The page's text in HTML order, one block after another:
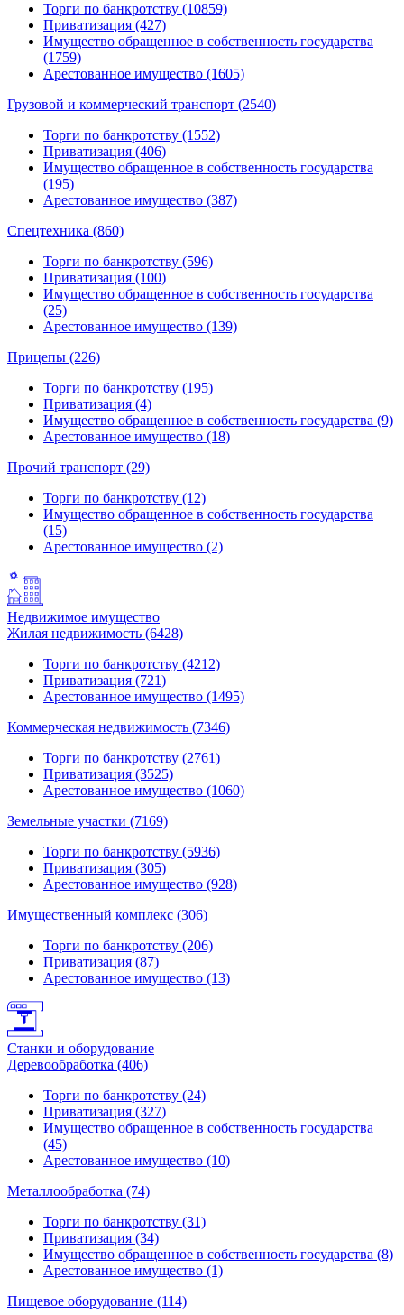
Торги по банкротству (10859)
Приватизация (427)
Имущество обращенное в собственность государства
(1759)
Арестованное имущество (1605)
Грузовой и коммерческий транспорт (2540)
Торги по банкротству (1552)
Приватизация (406)
Имущество обращенное в собственность государства
(195)
Арестованное имущество (387)
Спецтехника (860)
Торги по банкротству (596)
Приватизация (100)
Имущество обращенное в собственность государства
(25)
Арестованное имущество (139)
Прицепы (226)
Торги по банкротству (195)
Приватизация (4)
Имущество обращенное в собственность государства (9)
Арестованное имущество (18)
Прочий транспорт (29)
Торги по банкротству (12)
Имущество обращенное в собственность государства
(15)
Арестованное имущество (2)
Недвижимое имущество
Жилая недвижимость (6428)
Торги по банкротству (4212)
Приватизация (721)
Арестованное имущество (1495)
Коммерческая недвижимость (7346)
Торги по банкротству (2761)
Приватизация (3525)
Арестованное имущество (1060)
Земельные участки (7169)
Торги по банкротству (5936)
Приватизация (305)
Арестованное имущество (928)
Имущественный комплекс (306)
Торги по банкротству (206)
Приватизация (87)
Арестованное имущество (13)
Станки и оборудование
Деревообработка (406)
Торги по банкротству (24)
Приватизация (327)
Имущество обращенное в собственность государства
(45)
Арестованное имущество (10)
Металлообработка (74)
Торги по банкротству (31)
Приватизация (34)
Имущество обращенное в собственность государства (8)
Арестованное имущество (1)
Пищевое оборудование (114)